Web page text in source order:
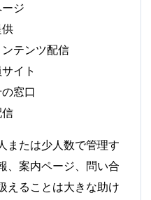
ジ
テンツ配信
イト
窓口
または少人数で管理す
、案内ページ、問い合
えることは大きな助け